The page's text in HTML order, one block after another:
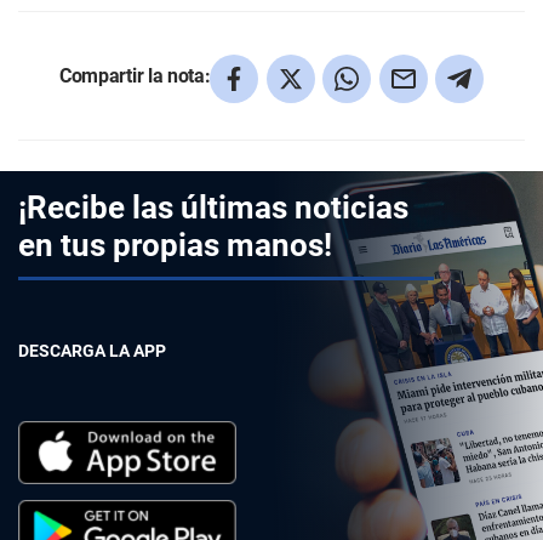
Compartir la nota:
¡Recibe las últimas noticias
en tus propias manos!
DESCARGA LA APP